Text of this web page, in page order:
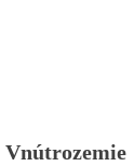
Vnútrozemie